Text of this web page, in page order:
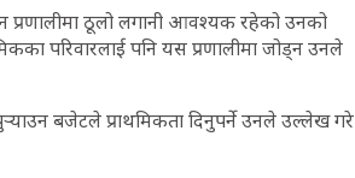
प्रणालीमा ठूलो लगानी आवश्यक रहेको उनको
परिवारलाई पनि यस प्रणालीमा जोड्न उनले
बजेटले प्राथमिकता दिनुपर्ने उनले उल्लेख गरे